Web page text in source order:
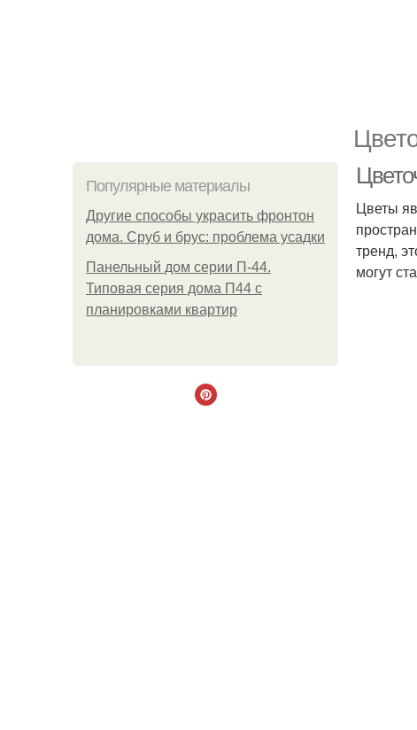
Популярные материалы
Другие способы украсить фронтон
дома. Сруб и брус: проблема усадки
Панельный дом серии П-44.
Типовая серия дома П44 с
планировками квартир
Цветы
тренд,
могут